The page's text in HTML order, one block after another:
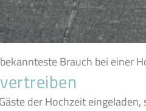
Brauch bei einer
der Hochzeit